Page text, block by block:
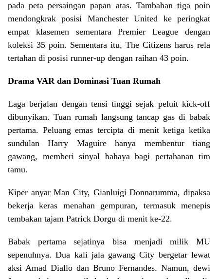
pada peta persaingan papan atas. Tambahan tiga poin
mendongkrak posisi Manchester United ke peringkat
empat klasemen sementara Premier League dengan
koleksi 35 poin. Sementara itu, The Citizens harus rela
tertahan di posisi runner-up dengan raihan 43 poin.
Drama VAR dan Dominasi Tuan Rumah
Laga berjalan dengan tensi tinggi sejak peluit kick-off
dibunyikan. Tuan rumah langsung tancap gas di babak
pertama. Peluang emas tercipta di menit ketiga ketika
sundulan Harry Maguire hanya membentur tiang
gawang, memberi sinyal bahaya bagi pertahanan tim
tamu.
Kiper anyar Man City, Gianluigi Donnarumma, dipaksa
bekerja keras menahan gempuran, termasuk menepis
tembakan tajam Patrick Dorgu di menit ke-22.
Babak pertama sejatinya bisa menjadi milik MU
sepenuhnya. Dua kali jala gawang City bergetar lewat
aksi Amad Diallo dan Bruno Fernandes. Namun, dewi